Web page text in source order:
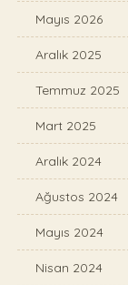
Mayıs 2026
Aralık 2025
Temmuz 2025
Mart 2025
Aralık 2024
Ağustos 2024
Mayıs 2024
Nisan 2024